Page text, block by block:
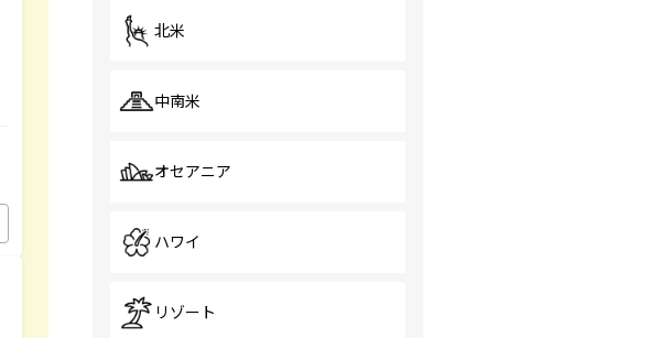
北米
中南米
オセアニア
ハワイ
リゾート